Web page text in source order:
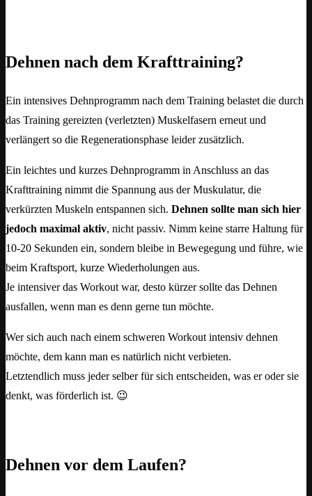
Dehnen nach dem Krafttraining?
Ein intensives Dehnprogramm nach dem Training belastet die durch
das Training gereizten (verletzten) Muskelfasern erneut und
verlängert so die Regenerationsphase leider zusätzlich.
Ein leichtes und kurzes Dehnprogramm in Anschluss an das
Krafttraining nimmt die Spannung aus der Muskulatur, die
verkürzten Muskeln entspannen sich. Dehnen sollte man sich hier
jedoch maximal aktiv, nicht passiv. Nimm keine starre Haltung für
10-20 Sekunden ein, sondern bleibe in Bewegegung und führe, wie
beim Kraftsport, kurze Wiederholungen aus.
Je intensiver das Workout war, desto kürzer sollte das Dehnen
ausfallen, wenn man es denn gerne tun möchte.
Wer sich auch nach einem schweren Workout intensiv dehnen
möchte, dem kann man es natürlich nicht verbieten.
Letztendlich muss jeder selber für sich entscheiden, was er oder sie
denkt, was förderlich ist. 😉
Dehnen vor dem Laufen?